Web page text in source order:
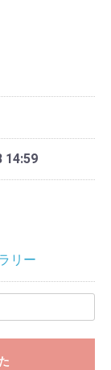
14:59
リー